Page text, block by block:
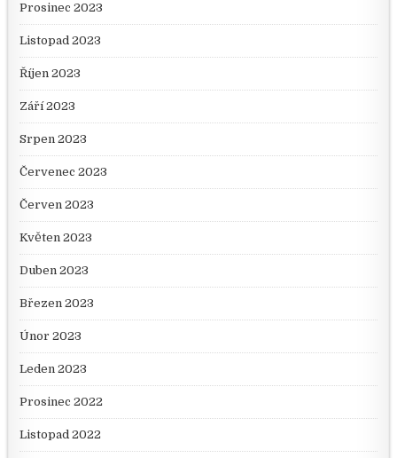
Prosinec 2023
Listopad 2023
Říjen 2023
Září 2023
Srpen 2023
Červenec 2023
Červen 2023
Květen 2023
Duben 2023
Březen 2023
Únor 2023
Leden 2023
Prosinec 2022
Listopad 2022